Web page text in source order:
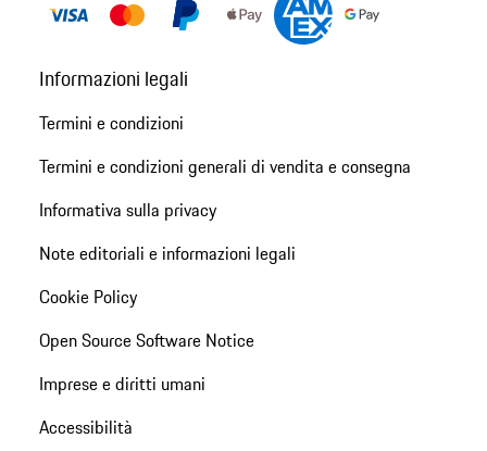
Informazioni legali
Termini e condizioni
Termini e condizioni generali di vendita e consegna
Informativa sulla privacy
Note editoriali e informazioni legali
Cookie Policy
Open Source Software Notice
Imprese e diritti umani
Accessibilità